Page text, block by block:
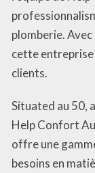
plomberie.
cette
clients.
Situated au 50,
Help Confort
offre une
besoins en